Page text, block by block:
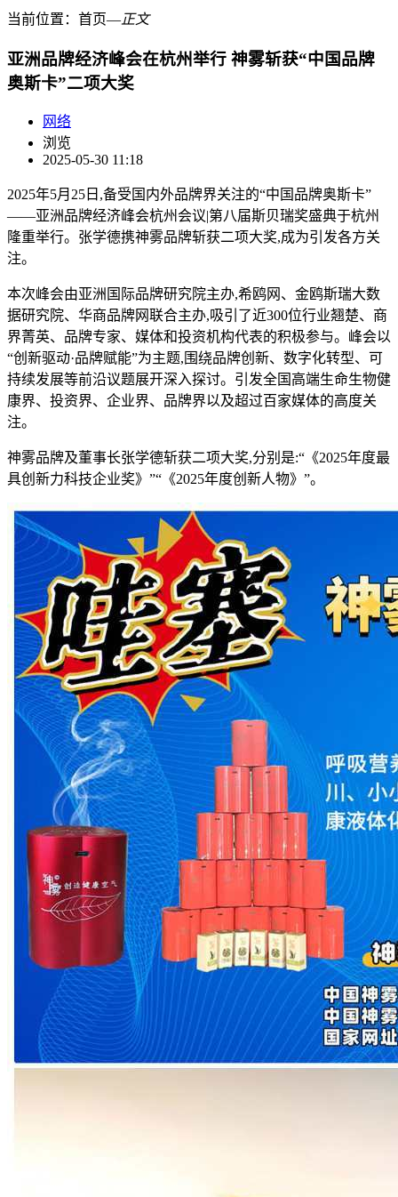
当前位置： 首页―正文
亚洲品牌经济峰会在杭州举行 神雾斩获“中国品牌
奥斯卡”二项大奖
网络
浏览
2025-05-30 11:18
2025年5月25日,备受国内外品牌界关注的“中国品牌奥斯卡”
——亚洲品牌经济峰会杭州会议|第八届斯贝瑞奖盛典于杭州
隆重举行。张学德携神雾品牌斩获二项大奖,成为引发各方关
注。
本次峰会由亚洲国际品牌研究院主办,希鸥网、金鸥斯瑞大数
据研究院、华商品牌网联合主办,吸引了近300位行业翘楚、商
界菁英、品牌专家、媒体和投资机构代表的积极参与。峰会以
“创新驱动·品牌赋能”为主题,围绕品牌创新、数字化转型、可
持续发展等前沿议题展开深入探讨。引发全国高端生命生物健
康界、投资界、企业界、品牌界以及超过百家媒体的高度关
注。
神雾品牌及董事长张学德斩获二项大奖,分别是:“《2025年度最
具创新力科技企业奖》”“《2025年度创新人物》”。